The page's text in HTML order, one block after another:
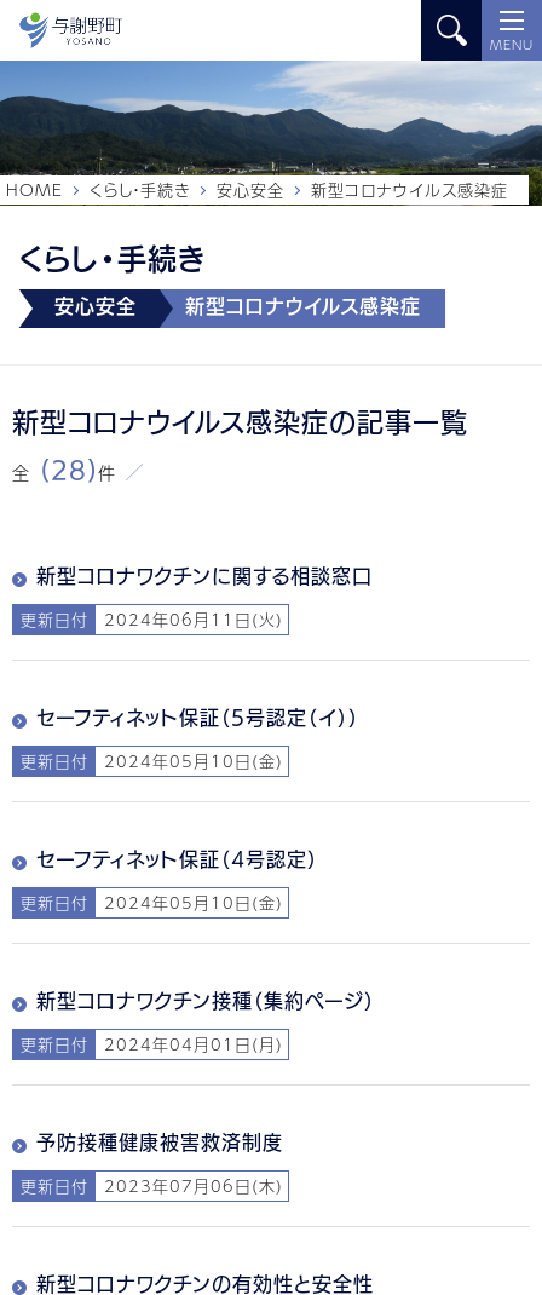
MENU
くらし・手続き
安心安全 新型コロナウイルス感染症
HOME くらし・手続き 安心安全 新型コロナウイルス感染症
新型コロナウイルス感染症の記事一覧
全 (28)件
新型コロナワクチンに関する相談窓口
更新日付 2024年06月11日(火)
セーフティネット保証（5号認定（イ））
更新日付 2024年05月10日(金)
セーフティネット保証（4号認定）
更新日付 2024年05月10日(金)
新型コロナワクチン接種（集約ページ）
更新日付 2024年04月01日(月)
予防接種健康被害救済制度
更新日付 2023年07月06日(木)
新型コロナワクチンの有効性と安全性